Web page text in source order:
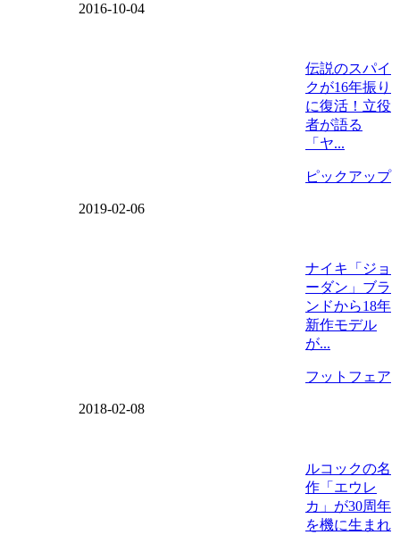
2016-10-04
伝説のスパイ
クが16年振り
に復活！立役
者が語る
「ヤ...
ピックアップ
2019-02-06
ナイキ「ジョ
ーダン」ブラ
ンドから18年
新作モデル
が...
フットフェア
2018-02-08
ルコックの名
作「エウレ
カ」が30周年
を機に生まれ